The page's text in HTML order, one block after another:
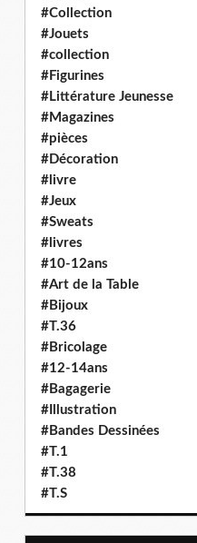
#Collection
#Jouets
#collection
#Figurines
#Littérature Jeunesse
#Magazines
#pièces
#Décoration
#livre
#Jeux
#Sweats
#livres
#10-12ans
#Art de la Table
#Bijoux
#T.36
#Bricolage
#12-14ans
#Bagagerie
#Illustration
#Bandes Dessinées
#T.1
#T.38
#T.S